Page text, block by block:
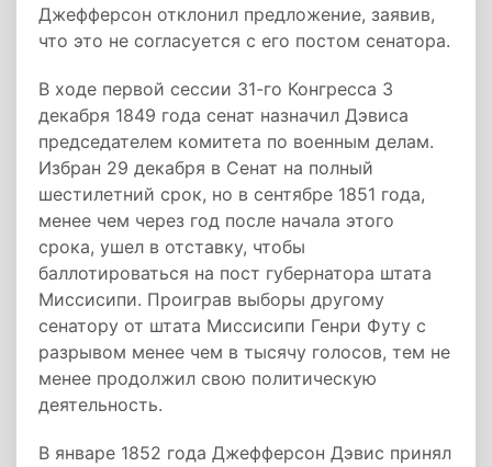
Джефферсон отклонил предложение, заявив,
что это не согласуется с его постом сенатора.
В ходе первой сессии 31-го Конгресса 3
декабря 1849 года сенат назначил Дэвиса
председателем комитета по военным делам.
Избран 29 декабря в Сенат на полный
шестилетний срок, но в сентябре 1851 года,
менее чем через год после начала этого
срока, ушел в отставку, чтобы
баллотироваться на пост губернатора штата
Миссисипи. Проиграв выборы другому
сенатору от штата Миссисипи Генри Футу с
разрывом менее чем в тысячу голосов, тем не
менее продолжил свою политическую
деятельность.
В январе 1852 года Джефферсон Дэвис принял